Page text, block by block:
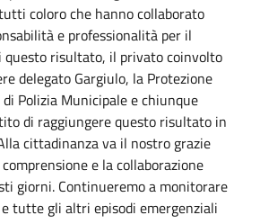
coloro che hanno collaborato
e professionalità per il
questo risultato, il privato coinvolto
delegato Gargiulo, la Protezione
Polizia Municipale e chiunque
di raggiungere questo risultato in
cittadinanza va il nostro grazie
e la collaborazione
giorni. Continueremo a monitorare
tutte gli altri episodi emergenziali